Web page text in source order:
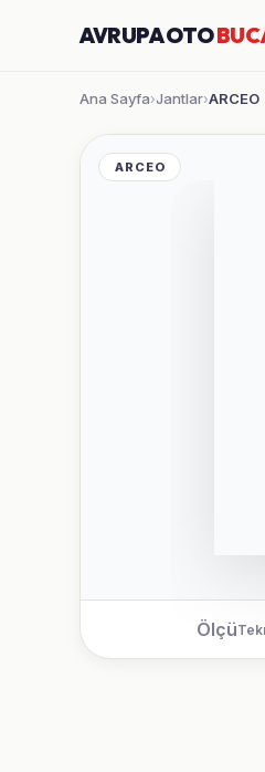
AVRUPA OTO
Ana Sayfa›Jantlar›ARCEO
ARCEO
Ölçü